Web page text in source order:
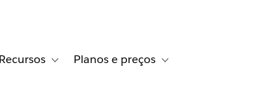
Histórias de clientes
sub-navigation for Soluções
Recursos Toggle sub-navigation for Recursos
Planos e preços Toggle sub-navigation